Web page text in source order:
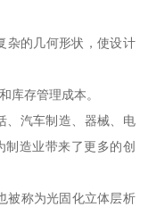
杂的几何形状，使设计
库存管理成本。
、汽车制造、器械、电
造业带来了更多的创
被称为光固化立体层析